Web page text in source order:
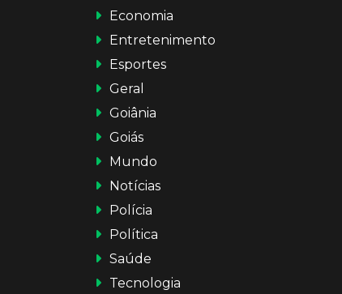
Economia
Entretenimento
Esportes
Geral
Goiânia
Goiás
Mundo
Notícias
Polícia
Política
Saúde
Tecnologia